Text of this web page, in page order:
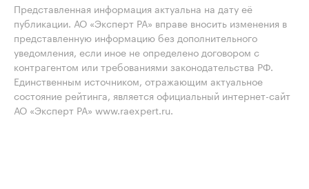
Представленная информация актуальна на дату её
публикации. АО «Эксперт РА» вправе вносить изменения в
представленную информацию без дополнительного
уведомления, если иное не определено договором с
контрагентом или требованиями законодательства РФ.
Единственным источником, отражающим актуальное
состояние рейтинга, является официальный интернет-сайт
АО «Эксперт РА» www.raexpert.ru.